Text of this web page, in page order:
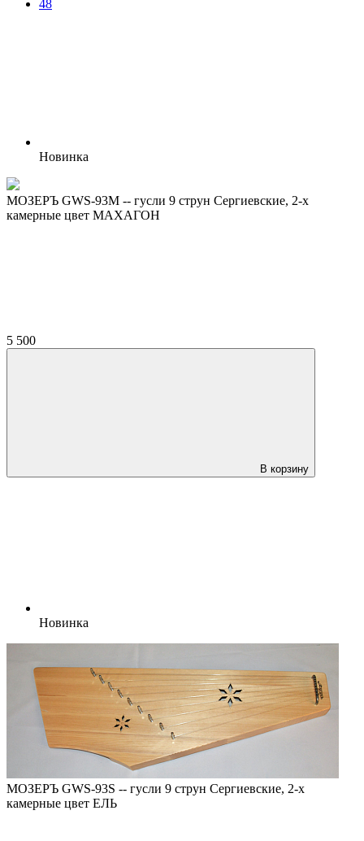
48
Новинка
МОЗЕРЪ GWS-93M -- гусли 9 струн Сергиевские, 2-х
камерные цвет МАХАГОН
5 500
В корзину
Новинка
МОЗЕРЪ GWS-93S -- гусли 9 струн Сергиевские, 2-х
камерные цвет ЕЛЬ